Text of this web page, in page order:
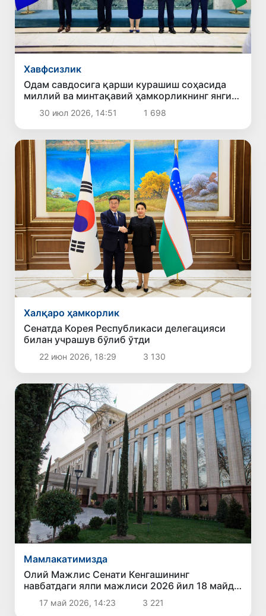
Хавфсизлик
Одам савдосига қарши курашиш соҳасида
миллий ва минтақавий ҳамкорликнинг янги
устувор йўналишлари белгилаб олинди
30 июл 2026, 14:51 1 698
Халқаро ҳамкорлик
Сенатда Корея Республикаси делегацияси
билан учрашув бўлиб ўтди
22 июн 2026, 18:29 3 130
Мамлакатимизда
Олий Мажлис Сенати Кенгашининг
навбатдаги ялпи мажлиси 2026 йил 18 майда
чақирилади
17 май 2026, 14:23 3 221